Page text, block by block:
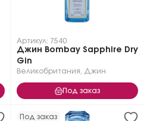
Артикул: 7540
Джин Bombay Sapphire Dry
Gin
Великобритания Джин
Под заказ
Под заказ